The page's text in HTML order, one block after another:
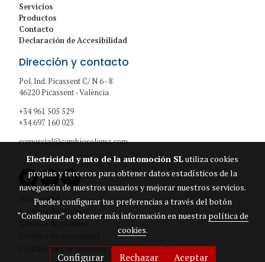
Servicios
Productos
Contacto
Declaración de Accesibilidad
Dirección y contacto
Pol. Ind. Picassent C/ N 6 - 8
46220 Picassent - València
+34 961 505 529
+34 697 160 023
comercial@cambioselema.com
Aviso legal
Política de cookies
Gestión de cookies
Condiciones de compra
Electricidad y mto de la automoción SLutiliza cookies
propias y terceros para obtener datos estadísticos de la
navegación de nuestros usuarios y mejorar nuestros servicios.
Puedes configurar tus preferencias a través del botón
“Configurar” o obtener más información en nuestra política de
cookies.
Configurar Rechazar Aceptar